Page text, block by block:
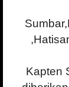
Kapten